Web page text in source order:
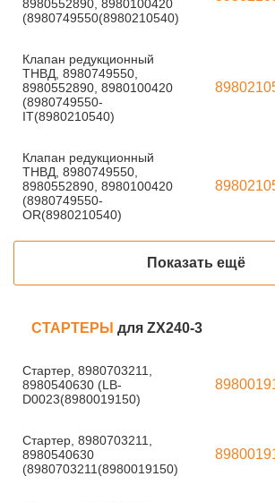
8980552890, 8980100420
(8980749550(8980210540)
Клапан редукционный
ТНВД, 8980749550,
8980552890, 8980100420
(8980749550-
IT(8980210540)
Клапан редукционный
ТНВД, 8980749550,
8980552890, 8980100420
(8980749550-
OR(8980210540)
Показать ещё
СТАРТЕРЫ для ZX240-3
Стартер, 8980703211,
8980540630 (LB-
D0023(8980019150)
Стартер, 8980703211,
8980540630
(8980703211(8980019150)